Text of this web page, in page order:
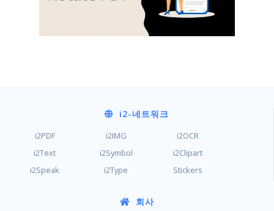
i2-네트워크
i2PDF i2IMG
i2OCR
i2Text
i2Symbol
i2Clipart
i2Speak
i2Type Stickers
회사